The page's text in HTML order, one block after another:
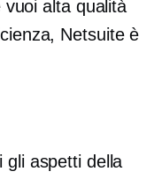
vuoialta qualità
Netsuite è
gli aspetti della